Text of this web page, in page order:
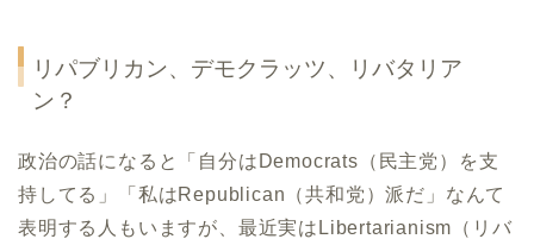
リパブリカン、デモクラッツ、リバタリア
ン？
政治の話になると「自分はDemocrats（民主党）を支
持してる」「私はRepublican（共和党）派だ」なんて
表明する人もいますが、最近実はLibertarianism（リバ